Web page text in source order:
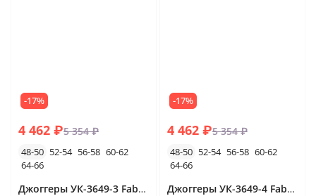
-17%
4 462 ₽5 354 ₽
48-50 52-54 56-58 60-62
64-66
Джоггеры УК-3649-3 Fabrika
-17%
4 462 ₽5 354 ₽
48-50 52-54 56-58 60-62
64-66
Джоггеры УК-3649-4 Fabrika